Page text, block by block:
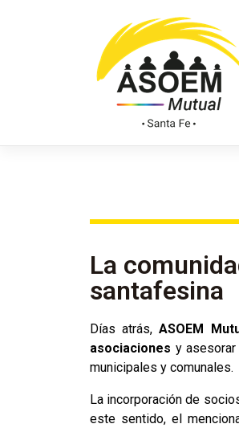
La
santafesina
Días atrás,ASOEM
asociaciones y asesorar
municipales y comunales.
La incorporación de
este sentido, el